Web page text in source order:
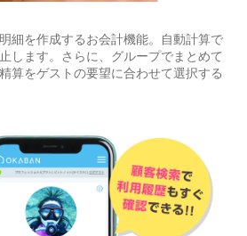
細を作成するお会計機能。自動計算で
します。さらに、グループでまとめて
算をゲストの要望に合わせて選択する